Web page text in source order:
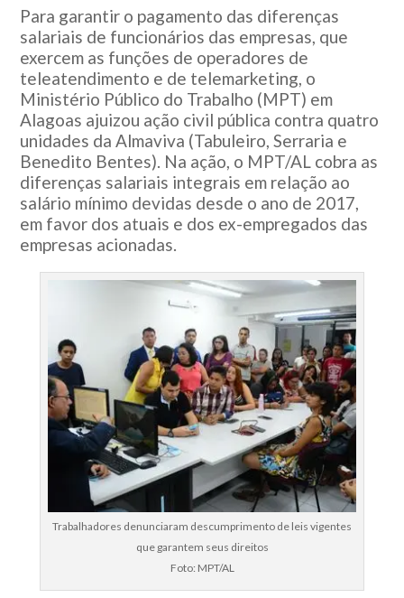
Para garantir o pagamento das diferenças
salariais de funcionários das empresas, que
exercem as funções de operadores de
teleatendimento e de telemarketing, o
Ministério Público do Trabalho (MPT) em
Alagoas ajuizou ação civil pública contra quatro
unidades da Almaviva (Tabuleiro, Serraria e
Benedito Bentes). Na ação, o MPT/AL cobra as
diferenças salariais integrais em relação ao
salário mínimo devidas desde o ano de 2017,
em favor dos atuais e dos ex-empregados das
empresas acionadas.
Trabalhadores denunciaram descumprimento de leis vigentes
que garantem seus direitos
Foto: MPT/AL